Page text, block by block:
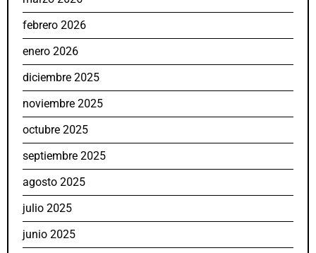
febrero 2026
enero 2026
diciembre 2025
noviembre 2025
octubre 2025
septiembre 2025
agosto 2025
julio 2025
junio 2025